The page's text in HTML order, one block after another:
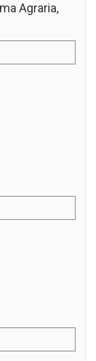
Agraria,